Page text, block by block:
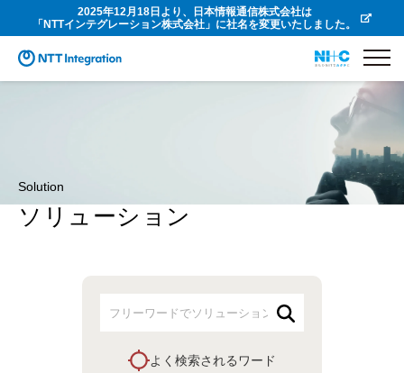
2025年12月18日より、日本情報通信株式会社は
「NTTインテグレーション株式会社」に社名を変更いたしました。
Solution
ソリューション
よく検索されるワード